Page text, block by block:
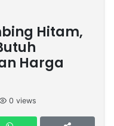
Hitam,
Harga
0 views